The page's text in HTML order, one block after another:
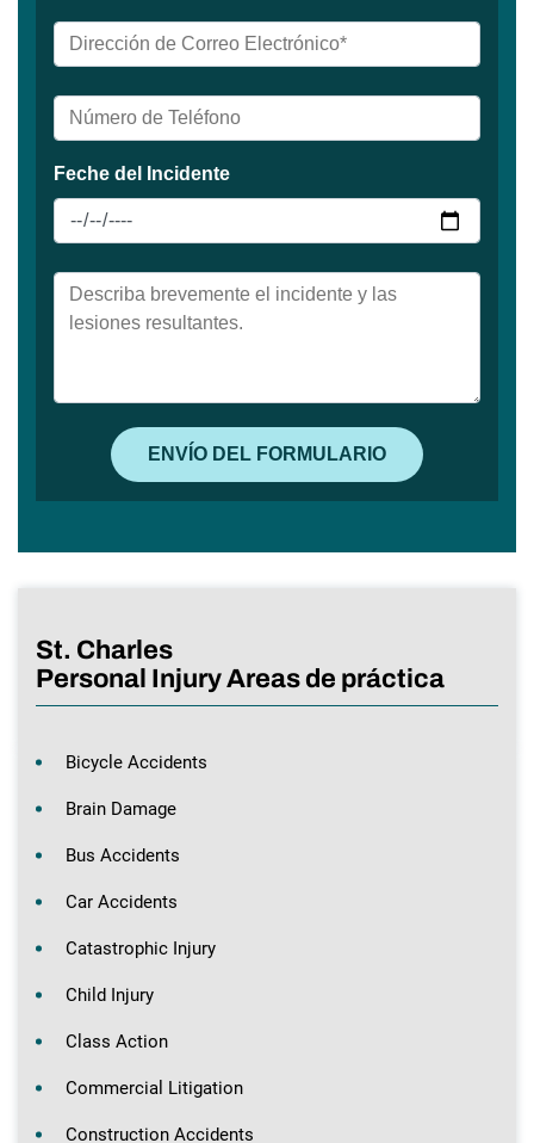
St. Charles
Personal Injury Areas de práctica
Bicycle Accidents
Brain Damage
Bus Accidents
Car Accidents
Catastrophic Injury
Child Injury
Class Action
Commercial Litigation
Construction Accidents